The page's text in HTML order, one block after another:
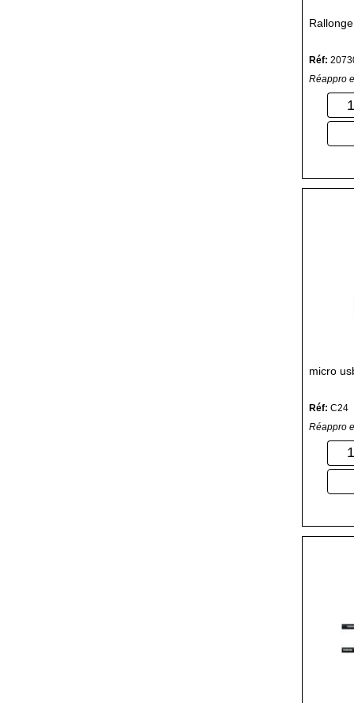
Réf:
Réappro
micro
Réf: C24
Réappro